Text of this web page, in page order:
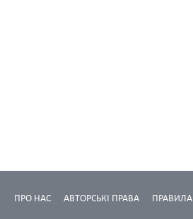
ПРАВИЛА
АВТОРСЬКІ ПРАВА
ПРО НАС